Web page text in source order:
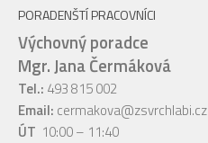
PORADENŠTÍ PRACOVNÍCI
Výchovný poradce
Mgr. Jana Čermáková
Tel.: 493 815 002
Email: cermakova@zsvrchlabi.cz
ÚT 10:00 – 11:40